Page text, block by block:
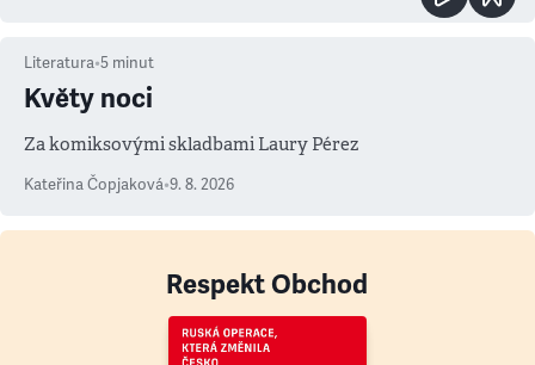
Literatura•5 minut
Květy noci
Za komiksovými skladbami Laury Pérez
Kateřina Čopjaková•9. 8. 2026
Respekt Obchod